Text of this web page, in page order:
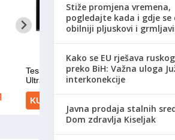
Stiže promjena vremena,
pogledajte kada i gdje se
obilniji pljuskovi i
Kako se EU rješava
preko BiH: Važna uloga
interkonekcije
Javna prodaja stalnih
Dom zdravlja Kiseljak